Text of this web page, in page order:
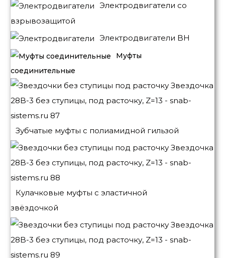
Электродвигатели со
взрывозащитой
Электродвигатели BH
Муфты
соединительные
Зубчатые муфты с полиамидной гильзой
Кулачковые муфты с эластичной
звёздочкой